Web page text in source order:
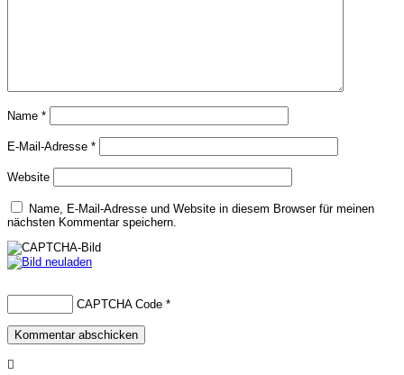
Name *
E-Mail-Adresse *
Website
Name, E-Mail-Adresse und Website in diesem Browser für meinen
nächsten Kommentar speichern.
CAPTCHA Code *